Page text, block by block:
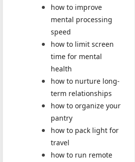
how to improve
mental processing
speed
how to limit screen
time for mental
health
how to nurture long-
term relationships
how to organize your
pantry
how to pack light for
travel
how to run remote